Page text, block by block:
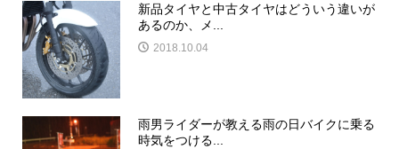
新品タイヤと中古タイヤはどういう違いが
あるのか、メ...
2018.10.04
雨男ライダーが教える雨の日バイクに乗る
時気をつける...